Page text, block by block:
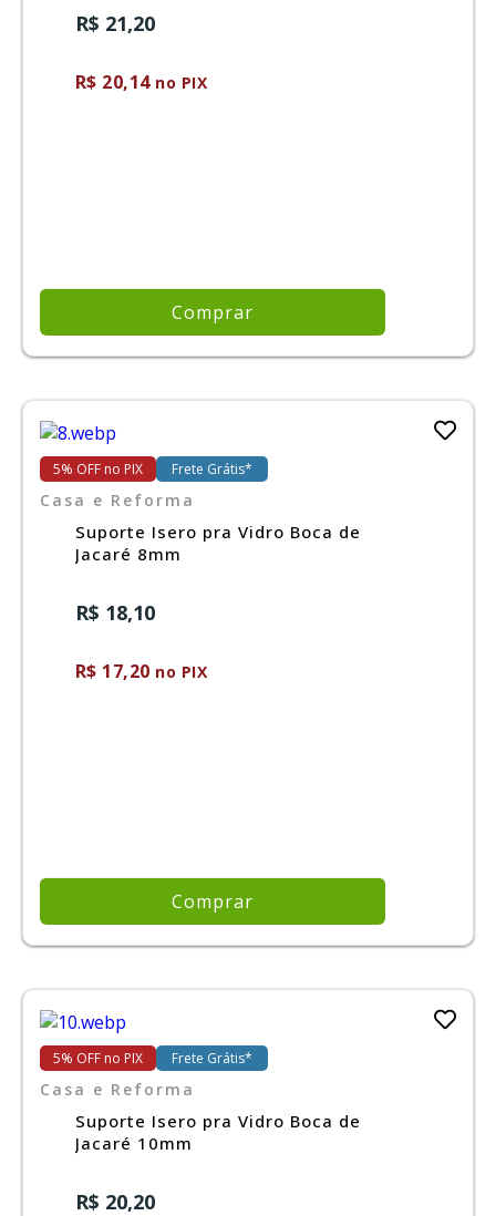
PROMOÇÃO
R$ 21,20
R$ 20,14no PIX
Comprar
5% OFF no PIX Frete Grátis*
Casa e Reforma
Suporte Isero pra Vidro Boca de
Jacaré 8mm
R$ 18,10
R$ 17,20 no PIX
Comprar
5% OFF no PIX Frete Grátis*
Casa e Reforma
Suporte Isero pra Vidro Boca de
Jacaré 10mm
R$ 20,20